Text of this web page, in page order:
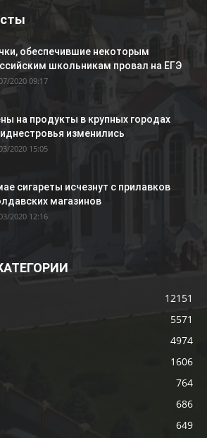
обеспечившие некоторым
школьникам провал на ЕГЭ
2020 09:17
на продукты в крупных городах
изменились
2020 15:05
сигареты исчезнут с прилавков
магазинов
2020 12:16
12151
5571
4974
1606
764
686
649